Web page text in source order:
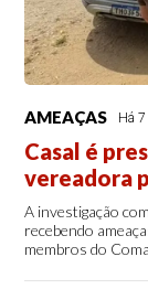
AMEAÇAS Há
Casal é
vereadora
A investigação
recebendo
membros do